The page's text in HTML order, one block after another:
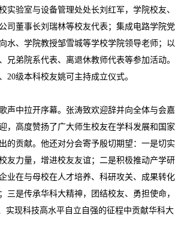
实验室与设备管理处处长刘红军，学院校友、
司董事长刘瑞林等校友代表；集成电路学院党
水、学院教授邹雪城等学校学院领导老师；以
兄弟院系代表、离退休教师代表等参加活动。
20级本科校友姚可主持成立仪式。
中拉开序幕。张涛致欢迎辞并向全体与会嘉
，高度赞扬了广大师生校友在学科发展和国家
的贡献。他还对分会寄予殷切期望：一是切实
友力量，增进校友友谊；二是积极推动产学研
业在与母校在人才培养、科研攻关、成果转化
三是传承华科大精神，团结校友、勇担使命，
实现科技高水平自立自强的征程中贡献华科大